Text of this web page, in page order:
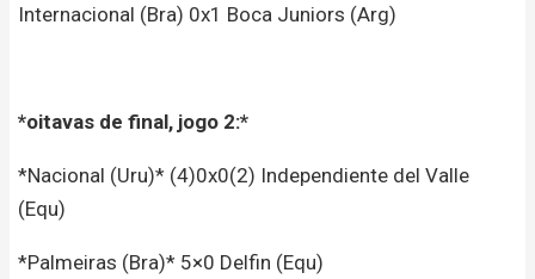
Internacional (Bra) 0x1 Boca Juniors (Arg)
*oitavas de final, jogo 2:*
*Nacional (Uru)* (4)0x0(2) Independiente del Valle
(Equ)
*Palmeiras (Bra)* 5×0 Delfin (Equ)